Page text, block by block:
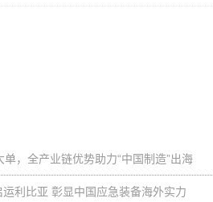
，全产业链优势助力“中国制造”出海
利比亚 彰显中国应急装备海外实力